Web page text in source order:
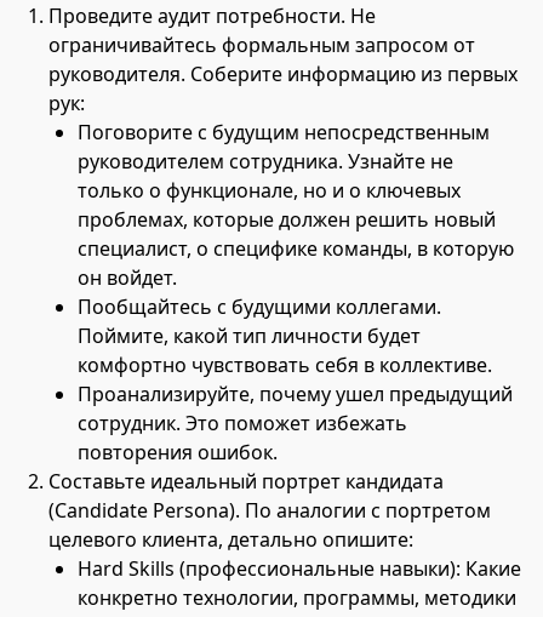
Проведите аудит потребности. Не
ограничивайтесь формальным запросом от
руководителя. Соберите информацию из первых
рук:
Поговорите с будущим непосредственным
руководителем сотрудника. Узнайте не
только о функционале, но и о ключевых
проблемах, которые должен решить новый
специалист, о специфике команды, в которую
он войдет.
Пообщайтесь с будущими коллегами.
Поймите, какой тип личности будет
комфортно чувствовать себя в коллективе.
Проанализируйте, почему ушел предыдущий
сотрудник. Это поможет избежать
повторения ошибок.
Составьте идеальный портрет кандидата
(Candidate Persona). По аналогии с портретом
целевого клиента, детально опишите:
Hard Skills (профессиональные навыки): Какие
конкретно технологии, программы, методики